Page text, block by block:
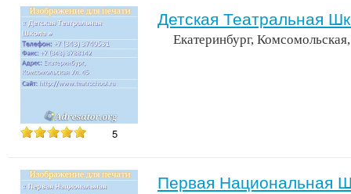
5
Детская Театральная
Екатеринбург,
Первая Национальная